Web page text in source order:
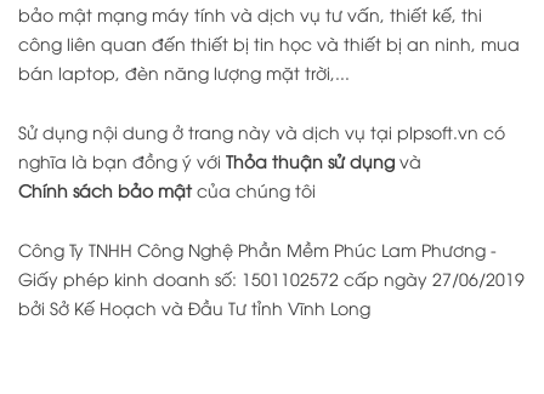
bảo mật mạng máy tính và dịch vụ tư vấn, thiết kế, thi
công liên quan đến thiết bị tin học và thiết bị an ninh, mua
bán laptop, đèn năng lượng mặt trời,...
Sử dụng nội dung ở trang này và dịch vụ tại plpsoft.vn có
nghĩa là bạn đồng ý với Thỏa thuận sử dụng và
Chính sách bảo mậtcủa chúng tôi
Công Ty TNHH Công Nghệ Phần Mềm Phúc Lam Phương -
Giấy phép kinh doanh số: 1501102572 cấp ngày 27/06/2019
bởi Sở Kế Hoạch và Đầu Tư tỉnh Vĩnh Long